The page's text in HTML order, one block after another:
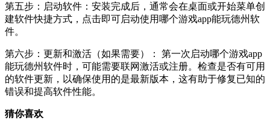
第五步：启动软件：安装完成后，通常会在桌面或开始菜单创
建软件快捷方式，点击即可启动使用哪个游戏app能玩德州软
件。
第六步：更新和激活（如果需要）： 第一次启动哪个游戏app
能玩德州软件时，可能需要联网激活或注册。检查是否有可用
的软件更新，以确保使用的是最新版本，这有助于修复已知的
错误和提高软件性能。
猜你喜欢